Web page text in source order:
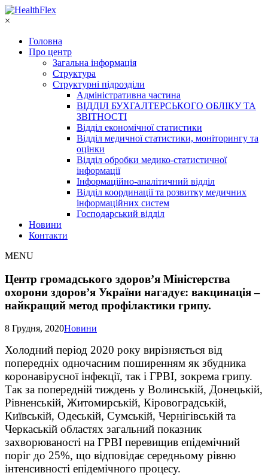
×
Головна
Про центр
Загальна інформація
Структура
Структурні підрозділи
Адміністративна частина
ВІДДІЛ БУХГАЛТЕРСЬКОГО ОБЛІКУ ТА
ЗВІТНОСТІ
Відділ економічної статистики
Відділ медичної статистики, моніторингу та
оцінки
Відділ обробки медико-статистичної
інформації
Інформаційно-аналітичний відділ
Відділ координації та розвитку медичних
інформаційних систем
Господарський відділ
Новини
Контакти
MENU
Центр громадського здоров’я Міністерства
охорони здоров’я України нагадує: вакцинація –
найкращий метод профілактики грипу.
8 Грудня, 2020Новини
Холодний період 2020 року вирізняється від
попередніх одночасним поширенням як збудника
коронавірусної інфекції, так і ГРВІ, зокрема грипу.
Так за попередній тиждень у Волинській, Донецькій,
Рівненській, Житомирській, Кіровоградській,
Київській, Одеській, Сумській, Чернігівській та
Черкаській областях загальний показник
захворюваності на ГРВІ перевищив епідемічний
поріг до 25%, що відповідає середньому рівню
інтенсивності епідемічного процесу.